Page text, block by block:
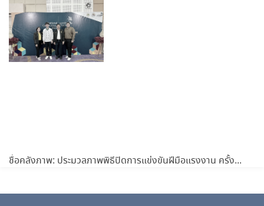
ชื่อคลังภาพ: ประมวลภาพพิธีปิดการแข่งขันฝีมือแรงงาน ครั้งที่ 29